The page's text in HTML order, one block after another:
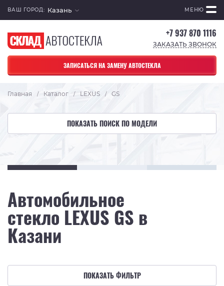
ВАШ ГОРОД: Казань МЕНЮ
+7 937 870 1116
ЗАКАЗАТЬ ЗВОНОК
ЗАПИСАТЬСЯ НА ЗАМЕНУ АВТОСТЕКЛА
Главная / Каталог / LEXUS / GS
ПОКАЗАТЬ ПОИСК ПО МОДЕЛИ
Автомобильное
стекло LEXUS GS в
Казани
ПОКАЗАТЬ ФИЛЬТР